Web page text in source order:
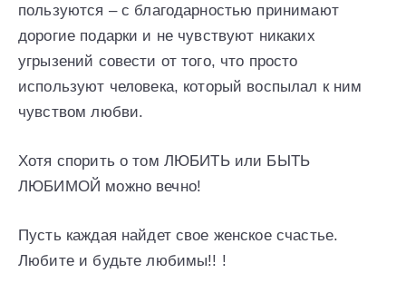
пользуются – с благодарностью принимают
дорогие подарки и не чувствуют никаких
угрызений совести от того, что просто
используют человека, который воспылал к ним
чувством любви.
Хотя спорить о том ЛЮБИТЬ или БЫТЬ
ЛЮБИМОЙ можно вечно!
Пусть каждая найдет свое женское счастье.
Любите и будьте любимы!! !